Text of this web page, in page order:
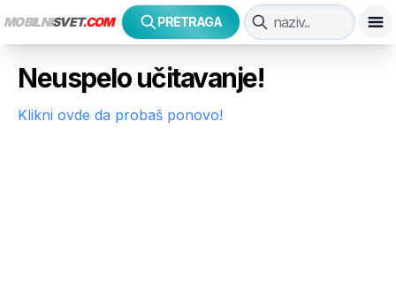
MOBILNISVET.COM PRETRAGA
Neuspelo učitavanje!
Klikni ovde da probaš ponovo!